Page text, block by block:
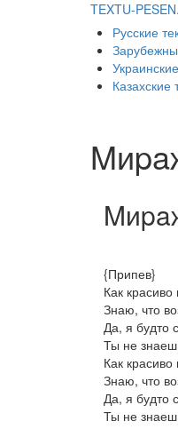
TEXTU-
Русские
Казахские
{Припев}
Как
Знаю, что
Да, я будто
Ты не
Как
Знаю, что
Да, я будто
Ты не